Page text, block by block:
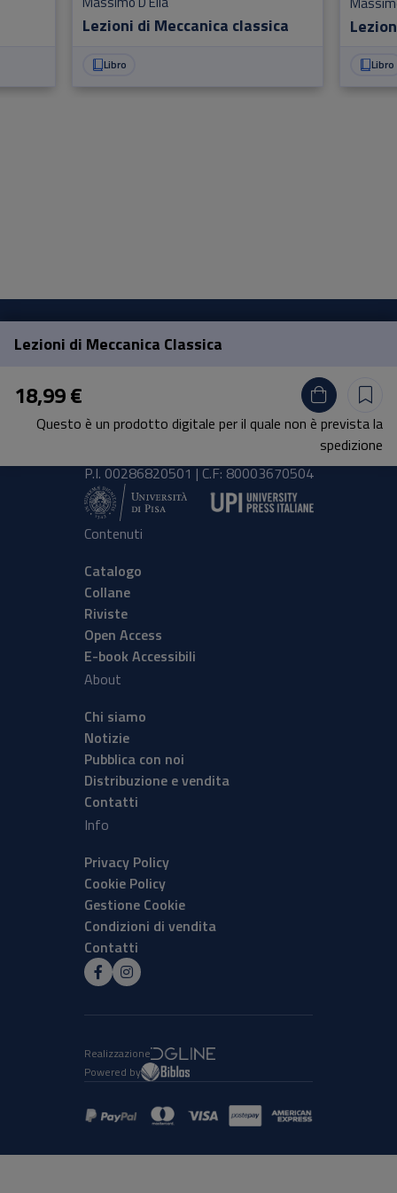
Lezioni di Meccanica classica
Libro Libro
Lezioni di Meccanica Classica
18,99 €
Questo è un prodotto digitale per il quale non è prevista la
spedizione
Pisa University Press
Lungarno Pacinotti 43/44 56126 Pisa
tel.+39 050 2212056
P.I. 00286820501 | C.F: 80003670504
Contenuti
Catalogo
Collane
Riviste
Open Access
E-book Accessibili
About
Chi siamo
Notizie
Pubblica con noi
Distribuzione e vendita
Contatti
Info
Privacy Policy
Cookie Policy
Gestione Cookie
Condizioni di vendita
Contatti
Realizzazione
Powered by